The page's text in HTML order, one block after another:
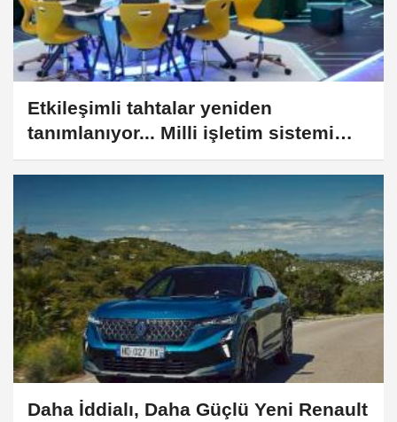
Etkileşimli tahtalar yeniden
tanımlanıyor... Milli işletim sistemi
PARDUS'un yeni sürümü
Daha İddialı, Daha Güçlü Yeni Renault